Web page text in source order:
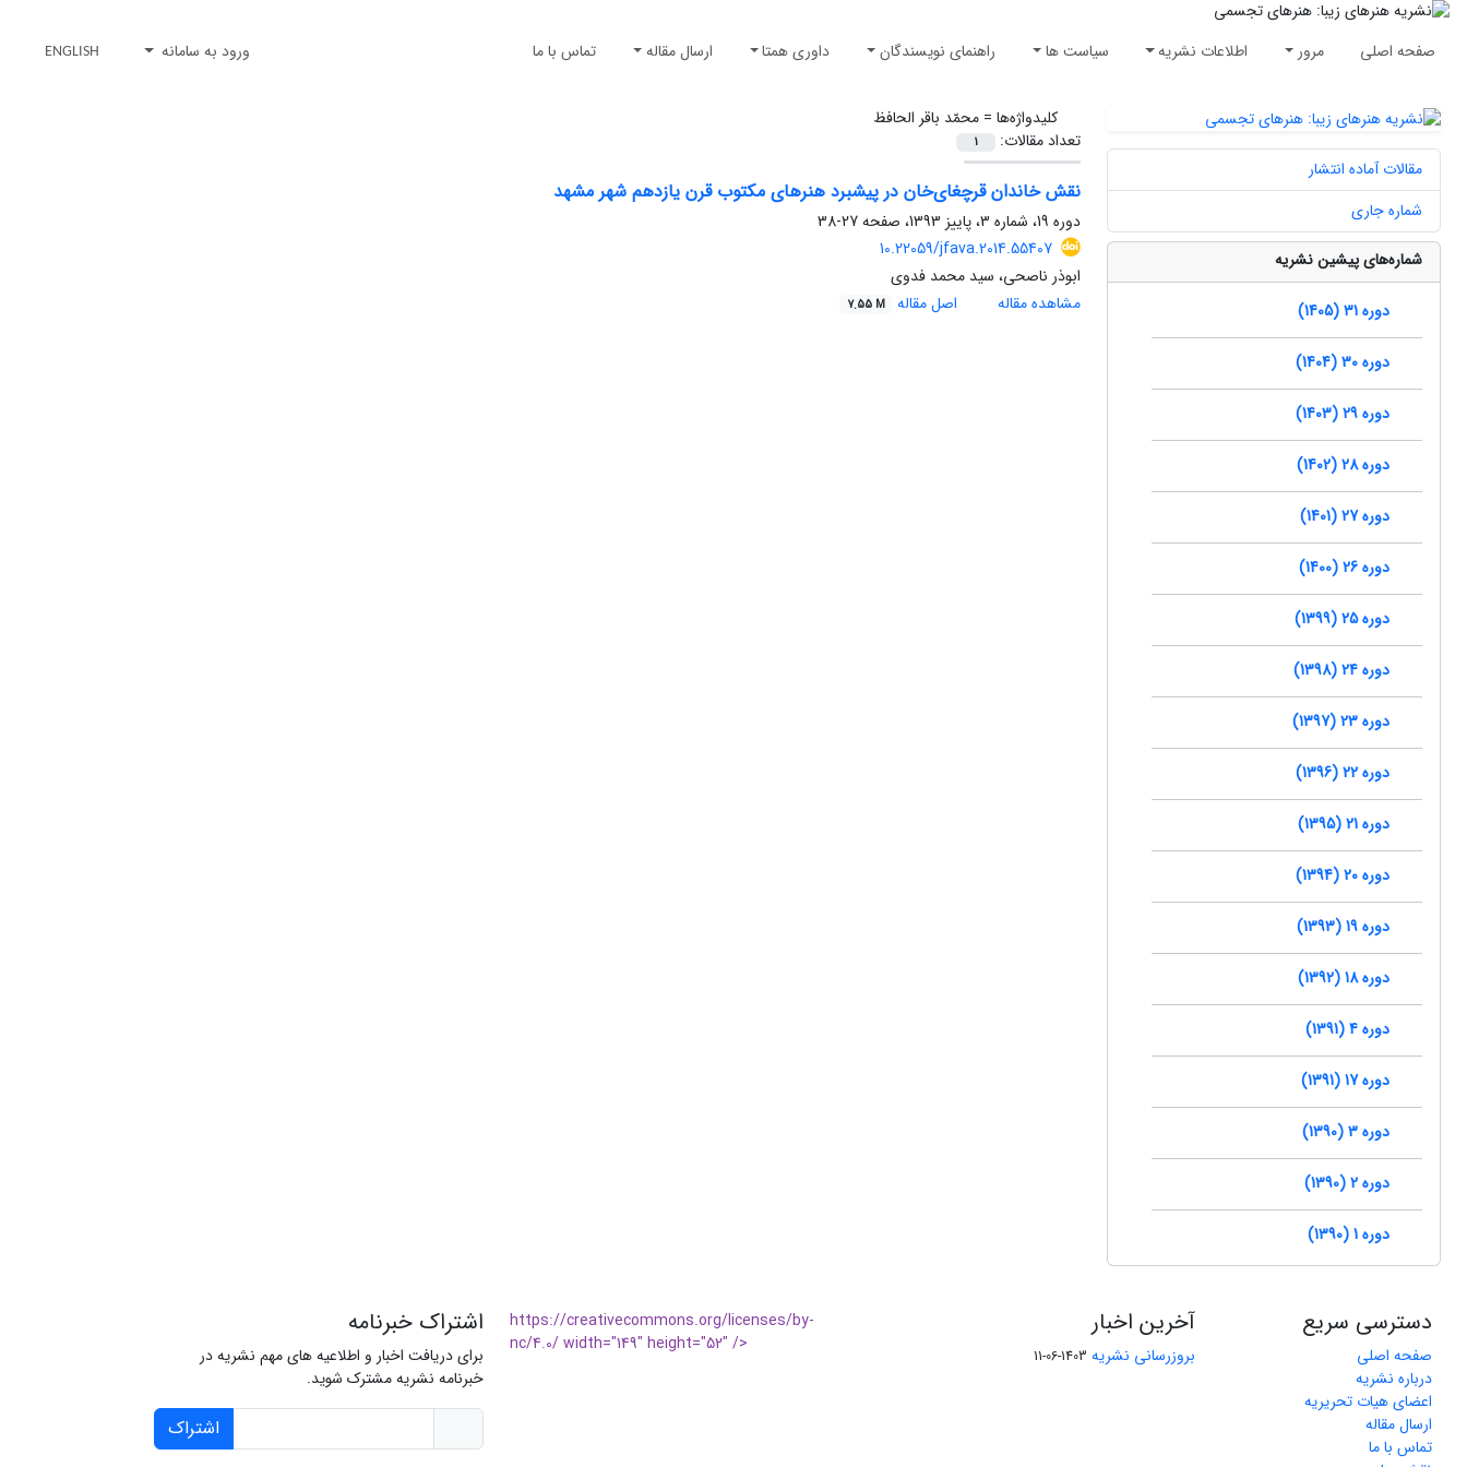
صفحه اصلی مرور اطلاعات نشریه سیاست ها راهنمای نویسندگان داوری همتا ارسال مقاله تماس با ما ورود به سامانه ENGLISH
کلیدواژه‌ها =محمّد باقر الحافظ
تعداد مقالات:
1
نقش خاندان قرچغای‌خان در پیشبرد هنرهای مکتوب قرن یازدهم شهر مشهد
دوره 19، شماره 3، پاییز 1393، صفحه
27-38
10.22059/jfava.2014.55407
ابوذر ناصحی، سید محمد فدوی
مشاهده مقاله
اصل مقاله 7.55 M
مقالات آماده انتشار
شماره جاری
شماره‌های پیشین نشریه
دوره 31 (1405)
دوره 30 (1404)
دوره 29 (1403)
دوره 28 (1402)
دوره 27 (1401)
دوره 26 (1400)
دوره 25 (1399)
دوره 24 (1398)
دوره 23 (1397)
دوره 22 (1396)
دوره 21 (1395)
دوره 20 (1394)
دوره 19 (1393)
دوره 18 (1392)
دوره 4 (1391)
دوره 17 (1391)
دوره 3 (1390)
دوره 2 (1390)
دوره 1 (1390)
دسترسی سریع
صفحه اصلی
درباره نشریه
اعضای هیات تحریریه
ارسال مقاله
تماس با ما
آخرین اخبار
بروزرسانی نشریه 1403-06-11
https://creativecommons.org/licenses/by-
nc/4.0/ width="149" height="52" />
اشتراک خبرنامه
برای دریافت اخبار و اطلاعیه های مهم نشریه در
خبرنامه نشریه مشترک شوید.
اشتراک